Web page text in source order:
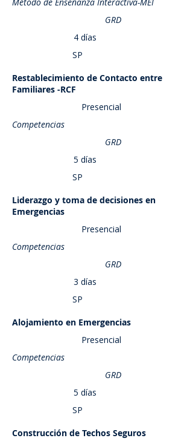
GRD
4 días
SP
Saber más
Restablecimiento de Contacto entre
Familiares -RCF
Presencial
Competencias
GRD
5 días
SP
Saber más
Liderazgo y toma de decisiones en
Emergencias
Presencial
Competencias
GRD
3 días
SP
Saber más
Alojamiento en Emergencias
Presencial
Competencias
GRD
5 días
SP
Saber más
Construcción de Techos Seguros